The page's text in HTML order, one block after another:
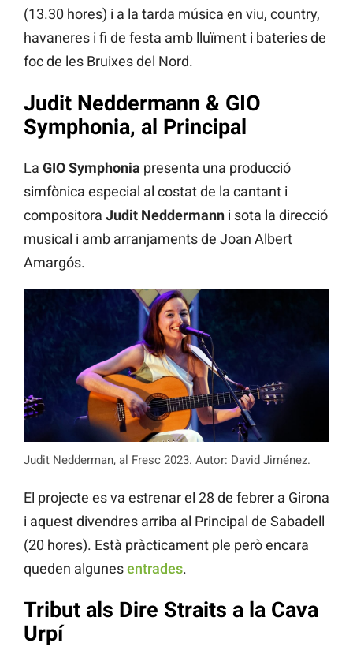
(13.30 hores) i a la tarda música en viu, country,
havaneres i fi de festa amb lluïment i bateries de
foc de les Bruixes del Nord.
Judit Neddermann & GIO
Symphonia, al Principal
La GIO Symphonia presenta una producció
simfònica especial al costat de la cantant i
compositora Judit Neddermann i sota la direcció
musical i amb arranjaments de Joan Albert
Amargós.
Judit Nedderman, al Fresc 2023. Autor: David Jiménez.
El projecte es va estrenar el 28 de febrer a Girona
i aquest divendres arriba al Principal de Sabadell
(20 hores). Està pràcticament ple però encara
queden algunesentrades.
Tribut als Dire Straits a la Cava
Urpí